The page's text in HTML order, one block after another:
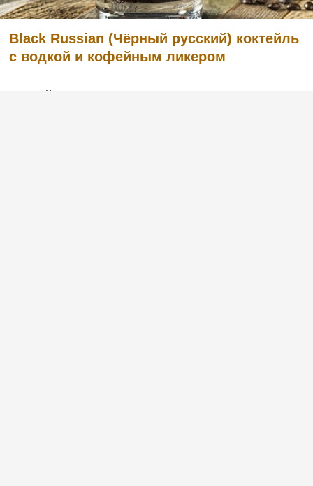
Black Russian (Чёрный русский) коктейль
с водкой и кофейным ликером
Легкий в приготовлении, но в то же время